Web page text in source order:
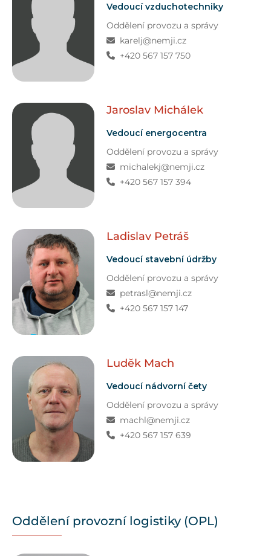
Vedoucí vzduchotechniky
Oddělení provozu a správy
karelj@nemji.cz
+420 567 157 750
Jaroslav Michálek
Vedoucí energocentra
Oddělení provozu a správy
michalekj@nemji.cz
+420 567 157 394
Ladislav Petráš
Vedoucí stavební údržby
Oddělení provozu a správy
petrasl@nemji.cz
+420 567 157 147
Luděk Mach
Vedoucí nádvorní čety
Oddělení provozu a správy
machl@nemji.cz
+420 567 157 639
Oddělení provozní logistiky (OPL)